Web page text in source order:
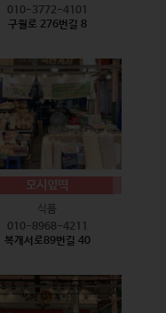
010-3772-4101
구월로 276번길 8
모시잎떡
식품
010-8968-4211
복개서로89번길 40